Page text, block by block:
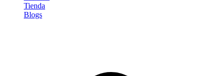
Tienda
Blogs